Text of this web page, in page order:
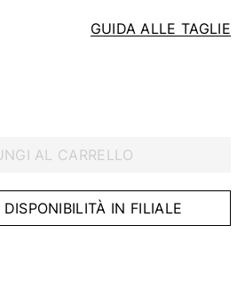
GUIDA ALLE TAGLIE
AL CARRELLO
IN FILIALE